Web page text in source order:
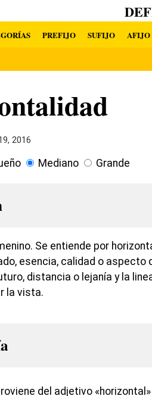
PREFIJO SUFIJO AFIJO
2016
Mediano Grande
Se entiende por
esencia, calidad o aspecto
distancia o lejanía y la
la vista.
del adjetivo